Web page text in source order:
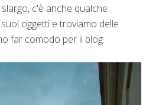
c'è anche qualche
oggetti e troviamo delle
far comodo per il blog.